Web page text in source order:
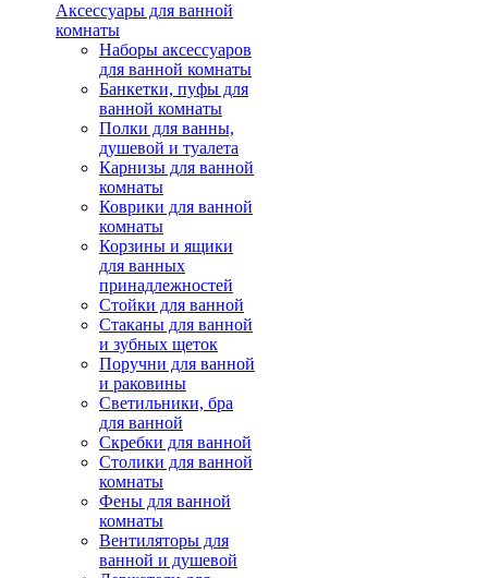
Аксессуары для ванной
комнаты
Наборы аксессуаров
для ванной комнаты
Банкетки, пуфы для
ванной комнаты
Полки для ванны,
душевой и туалета
Карнизы для ванной
комнаты
Коврики для ванной
комнаты
Корзины и ящики
для ванных
принадлежностей
Стойки для ванной
Стаканы для ванной
и зубных щеток
Поручни для ванной
и раковины
Светильники, бра
для ванной
Скребки для ванной
Столики для ванной
комнаты
Фены для ванной
комнаты
Вентиляторы для
ванной и душевой